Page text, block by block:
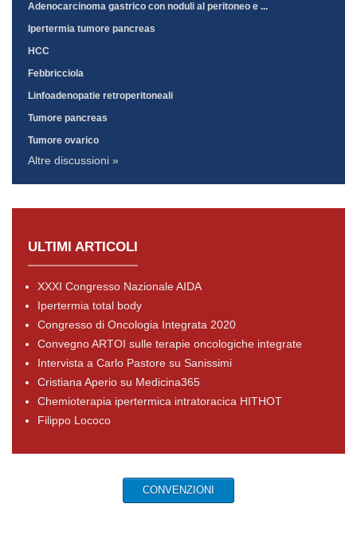
Adenocarcinoma gastrico con noduli al peritoneo e ...
Ipertermia tumore pancreas
HCC
Febbricciola
Linfoadenopatie retroperitoneali
Tumore pancreas
Tumore ovarico
Altre discussioni »
ULTIMI ARTICOLI
XXXI Congresso Nazionale AIDA
Ipertermia total body
Congresso di Oncologia Integrata 2020
Convegno ARTOI sulle terapie oncologiche integrate
Intervista a Carlo Pastore su Sanissimi
Cristiana Aperio su Medicina365
Chemioterapia ipertermica intratoracica HITHOT
Filippo Lococo
CONVENZIONI